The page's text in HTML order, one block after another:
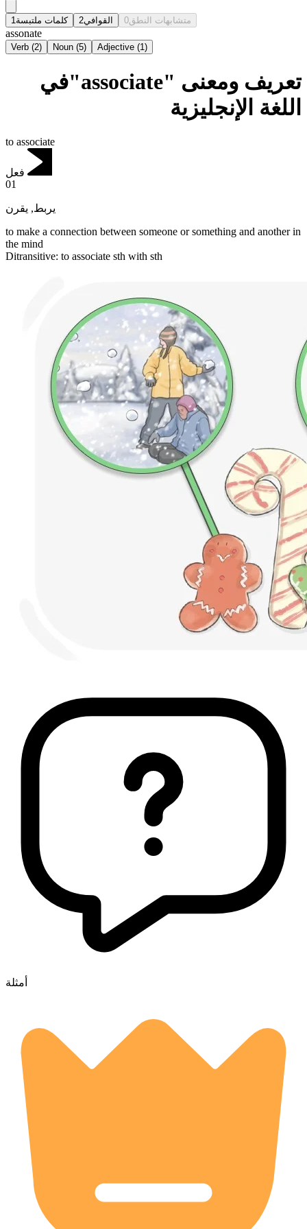
كلمات ملتبسة 1 القوافي2 متشابهات النطق0
assonate
Verb (2) Noun (5) Adjective (1)
تعريف ومعنى "associate"في
اللغة الإنجليزية
to associate
فعل
01
يربط, يقرن
to make a connection between someone or something and another in
the mind
Ditransitive: to associate sth with sth
أمثلة